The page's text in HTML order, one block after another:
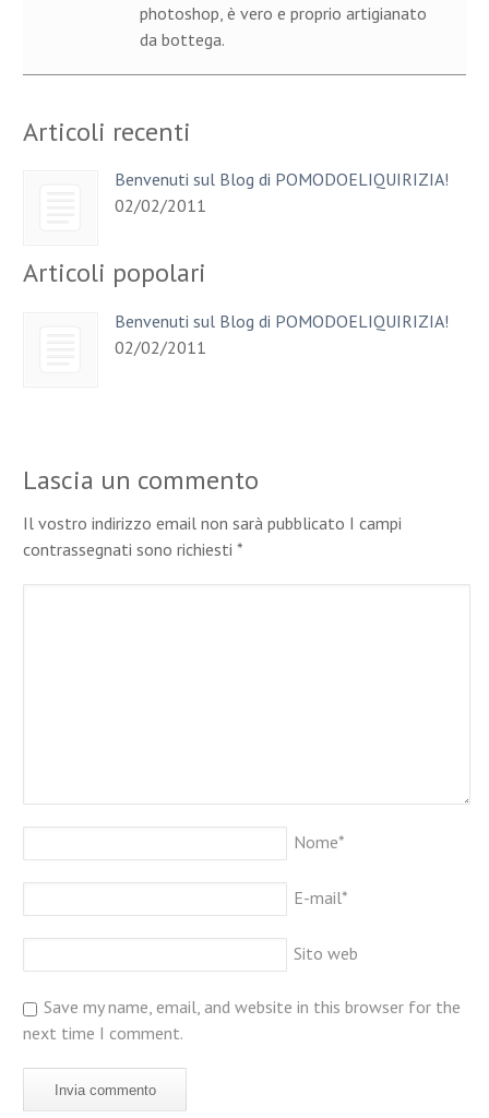
photoshop, è vero e proprio artigianato
da bottega.
Articoli recenti
Benvenuti sul Blog di POMODOELIQUIRIZIA!
02/02/2011
Articoli popolari
Benvenuti sul Blog di POMODOELIQUIRIZIA!
02/02/2011
Lascia un commento
Il vostro indirizzo email non sarà pubblicato I campi
contrassegnati sono richiesti*
Nome*
E-mail*
Sito web
Save my name, email, and website in this browser for the
next time I comment.